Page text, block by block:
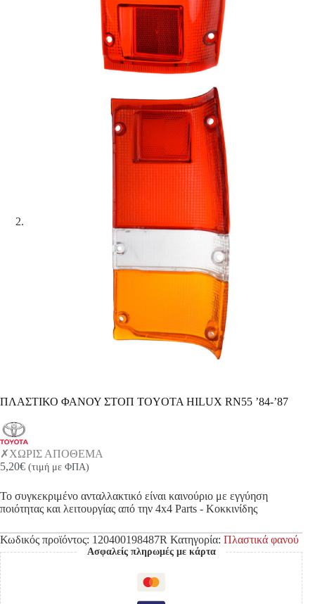
ΠΛΑΣΤΙΚΟ ΦΑΝΟΥ ΣΤΟΠ TOYOTA HILUX RN55 ’84-’87
ΧΩΡΙΣ ΑΠΟΘΕΜΑ
5,20€ (τιμή με ΦΠΑ)
Το συγκεκριμένο ανταλλακτικό είναι καινούριο με εγγύηση
ποιότητας και λειτουργίας από την 4x4 Parts - Κοκκινίδης
Κωδικός προϊόντος: 120400198487R Κατηγορία: Πλαστικά φανού
Ασφαλείς πληρωμές με κάρτα